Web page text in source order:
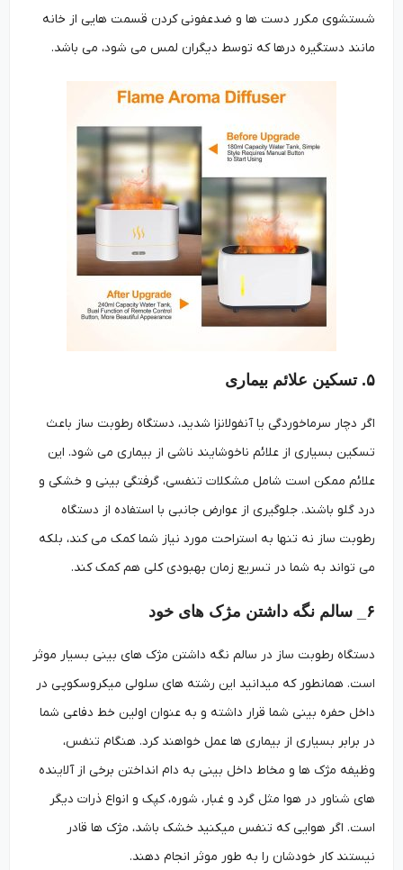
شستشوی مکرر دست ها و ضدعفونی کردن قسمت هایی از خانه
مانند دستگیره درها که توسط دیگران لمس می شود، می باشد.
اگر دچار سرماخوردگی یا آنفولانزا شدید، دستگاه رطوبت ساز باعث
تسکین بسیاری از علائم ناخوشایند ناشی از بیماری می­ شود. این
علائم ممکن است شامل مشکلات تنفسی، گرفتگی بینی و خشکی و
درد گلو باشند. جلوگیری از عوارض جانبی با استفاده از دستگاه
رطوبت ساز نه تنها به استراحت مورد نیاز شما کمک می کند، بلکه
می تواند به شما در تسریع زمان بهبودی کلی هم کمک کند.
دستگاه رطوبت ساز در سالم نگه داشتن مژک های بینی بسیار موثر
است. همانطور که می­دانید این رشته های سلولی میکروسکوپی در
داخل حفره بینی شما قرار داشته و به عنوان اولین خط دفاعی شما
در برابر بسیاری از بیماری ها عمل خواهند کرد. هنگام تنفس،
وظیفه مژک ها و مخاط داخل بینی به دام انداختن برخی از آلاینده
های شناور در هوا مثل گرد و غبار، شوره، کپک و انواع ذرات دیگر
است. اگر هوایی که تنفس می­کنید خشک باشد، مژک ها قادر
نیستند کار خودشان را به طور موثر انجام دهند.